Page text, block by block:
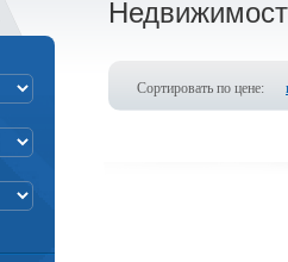
Сортировать по цене: